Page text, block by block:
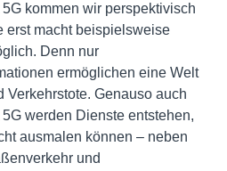
kommen wir perspektivisch
erst macht beispielsweise
Denn nur
ermöglichen eine Welt
Verkehrstote. Genauso auch
werden Dienste entstehen,
ausmalen können – neben
und